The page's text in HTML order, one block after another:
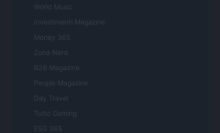
World Music
Investimenti Magazine
Money 365
Zona Nerd
B2B Magazine
People Magazine
Day Travel
Tutto Gaming
ESG 365